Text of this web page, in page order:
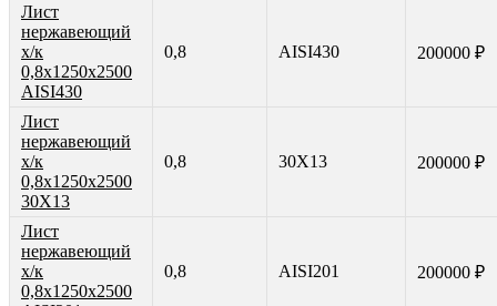
Лист
нержавеющий
х/к
0,8х1250х2500
AISI430
0,8 AISI430 200000 ₽
Лист
нержавеющий
х/к
0,8х1250х2500
30Х13
0,8 30Х13 200000 ₽
Лист
нержавеющий
х/к
0,8х1250х2500
0,8 AISI201 200000 ₽